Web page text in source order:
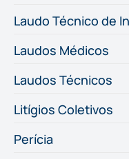
Laudo Técnico de
Laudos Médicos
Laudos Técnicos
Litígios Coletivos
Perícia